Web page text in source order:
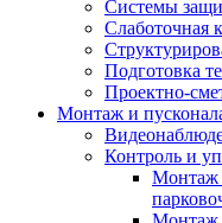
Системы
Слаботочная
Подготовка
Проектно-
Монтаж и
Контроль и
Монтаж